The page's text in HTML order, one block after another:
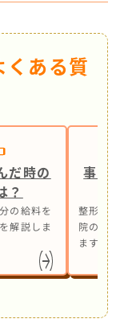
ある質
だ時の
？
の給料を
解説しま
事故
整形外
院の併
ます。